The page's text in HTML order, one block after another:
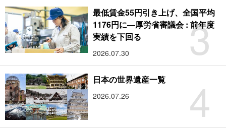
3
最低賃金55円引き上げ、全国平均
1176円に―厚労省審議会 : 前年度
実績を下回る
2026.07.30
4
日本の世界遺産一覧
2026.07.26